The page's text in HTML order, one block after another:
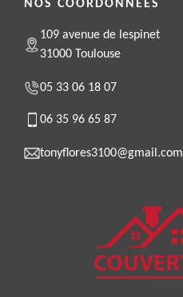
NOS COORDONNÉES
109 avenue de lespinet
31000 Toulouse
05 33 06 18 07
06 35 96 65 87
tonyflores3100@gmail.com